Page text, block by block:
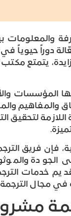
والمعلومات
حيوياً في
يتمتع
المؤسسات
والمفاهيم
لتحقيق
فإن فريق
الجودة
خدمات
في مجال